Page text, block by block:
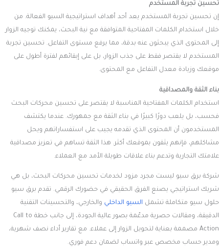
تحسين تجربة المستخدم
إن تحسين تجربة المستخدم يعد أحد أهداف استراتيجية السيو الفعالة. من
خلال استخدام الكلمات المفتاحية المتوافقة مع نية البحث، يمكنك توجيه الزوار
إلى المحتوى الذي يبحثون عنه بدقة، مما يرفع مستوى التفاعل. تحسين تجربة
المستخدم لا يقتصر فقط على جذب الزوار، بل على إبقائهم لفترة أطول على
موقعك وزيادة معدل التفاعل مع المحتوى.
بناء الثقة والمصداقية
استخدام الكلمات المفتاحية المناسبة لا يقتصر على تحسين محركات البحث
فحسب، بل يلعب دورًا كبيرًا في بناء الثقة مع جمهورك. عندما يكتشف
المستخدمون أن المحتوى الذي تقدمه يجيب على استفساراتهم ويحل
مشاكلهم، فإنهم يثقون بموقعك أكثر. هذا الثقة تساهم في تعزيز مصداقية
علامتك التجارية وتدعم بناء علاقات طويلة الأمد مع العملاء.
شركة برق سيو ليست مجرد مزود لخدمات تحسين محركات البحث، بل هي
شريك استراتيجي يصنع الفرق الحقيقي في حضورك الرقمي. تقدم برق سيو
حلول سيو متكاملة تشمل السيو الداخلي والخارجي، والتحسينات التقنية
الدقيقة، ومقالات حصرية مدعّمة بصور عالية الجودة، إلى جانب خطة Call to
Action مصممة بعناية لتحويل الزوار إلى عملاء. مع تقارير أداء نصف شهرية،
ومدير حساب مخصص عبر واتساب لضمان دعم فوري.